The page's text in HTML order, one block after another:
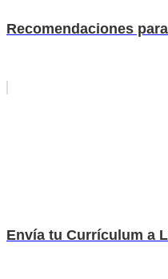
Recomendaciones
Envía tu Currículum a